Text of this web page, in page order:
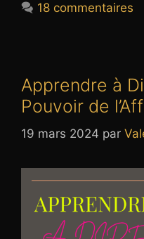
18 commentaires
Apprendre à
Pouvoir de
19 mars 2024 par